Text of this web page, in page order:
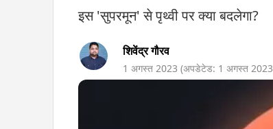
इस 'सुपरमून' से पृथ्वी पर क्या बदलेगा?
शिवेंद्र गौरव
1 अगस्त 2023 (अपडेटेड: 1 अगस्त 2023